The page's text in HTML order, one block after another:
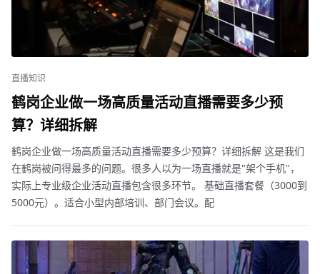
直播知识
鹤岗企业做一场高质量活动直播需要多少预
算？详细拆解
鹤岗企业做一场高质量活动直播需要多少预算？详细拆解 这是我们
在鹤岗被问得最多的问题。很多人以为一场直播就是"架个手机"，
实际上专业级企业活动直播包含很多环节。 基础直播套餐（3000到
5000元）。适合小型内部培训、部门会议。配